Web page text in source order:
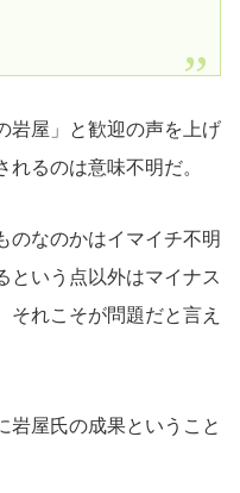
岩屋」と歓迎の声を上げ
るのは意味不明だ。
のなのかはイマイチ不明
という点以外はマイナス
それこそが問題だと言え
岩屋氏の成果ということ